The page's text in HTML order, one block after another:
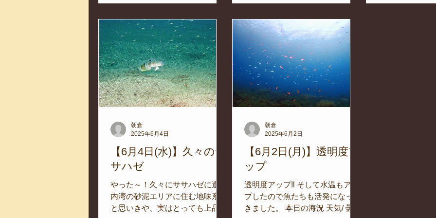
うな時間が流れていました。...
に走り抜けてい
【6月4日(水)】久々のサ
サハゼ
やった～！久々にササハゼに遭遇
内湾の砂泥エリアに住む地味系か
と思いきや、実はとっても上品で
朝倉
2025年6月4日
【6月2日(月)】透明度ア
ップ
透明度アップ‼ そして水温もアッ
プしたので魚たちも活発になって
きました。 本日の海況 天気/ 曇り
朝倉
2025年6月2日